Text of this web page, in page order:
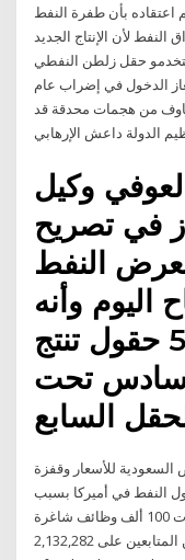
اعتقاده بأن طفرة النفط
لأن الإنتاج الجديد
حقل زلطن النفطي
الدخول في إضراب عام
من هجمات محدقة قد
وكيل
النفط
اليوم وأنه
توجد بالسلطنة حاليا 5 حقول تنتج
سادس تحت
للأسعار وقفزة
النفط في أميركا بسبب
كورونا تجاوزت 100 ألف وظائف شاغرة / Careers Schlumberger |
2,132,282 من المتابعين على LinkedIn. We’re the leading provider